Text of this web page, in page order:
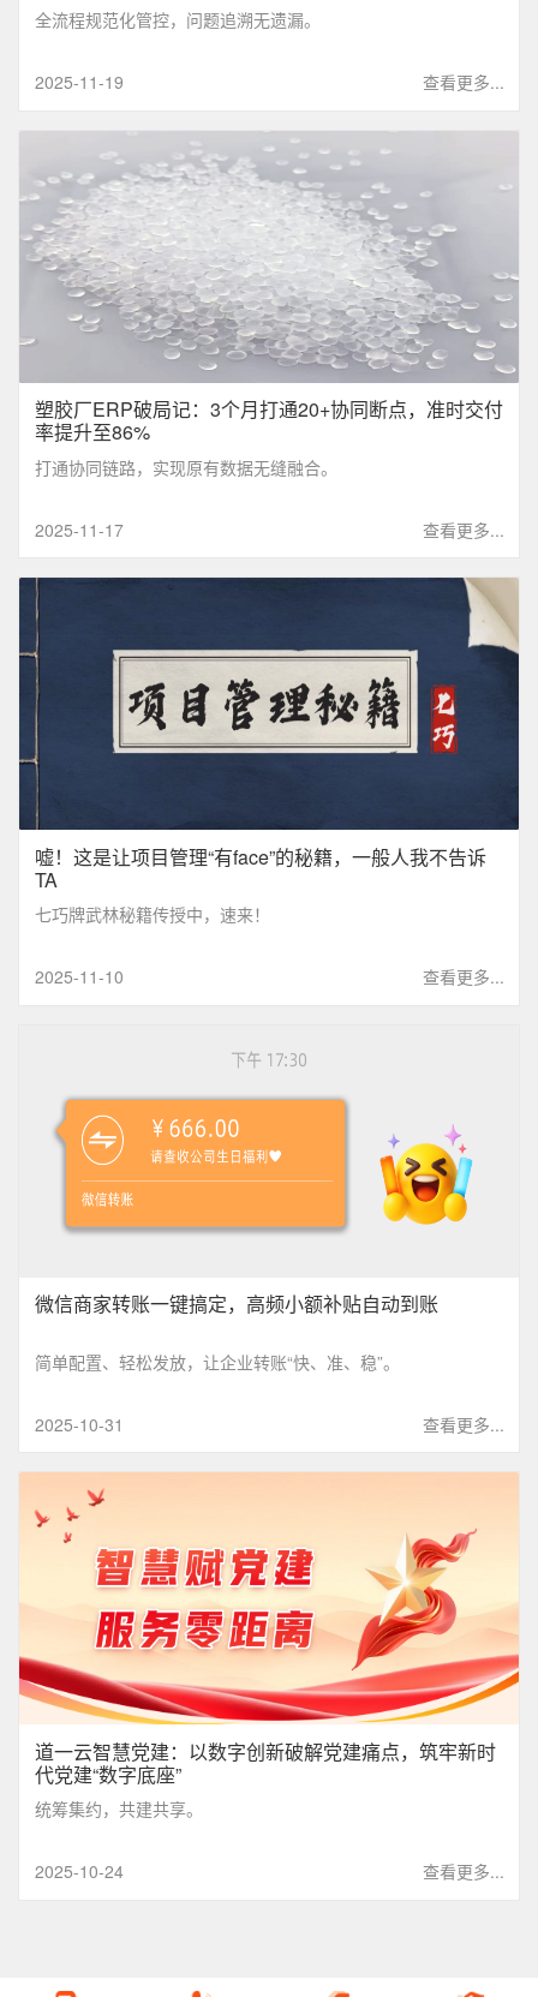
全流程规范化管控，问题追溯无遗漏。
查看更多...
2025-11-19
塑胶厂ERP破局记：3个月打通20+协同断点，准时交付
率提升至86%
打通协同链路，实现原有数据无缝融合。
查看更多...
2025-11-17
嘘！这是让项目管理“有face”的秘籍，一般人我不告诉
TA
七巧牌武林秘籍传授中，速来！
查看更多...
2025-11-10
微信商家转账一键搞定，高频小额补贴自动到账
简单配置、轻松发放，让企业转账“快、准、稳”。
查看更多...
2025-10-31
道一云智慧党建：以数字创新破解党建痛点，筑牢新时
代党建“数字底座”
统筹集约，共建共享。
查看更多...
2025-10-24